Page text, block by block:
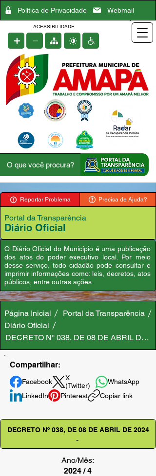
Política de Privacidade Webmail
ACESSIBILIDADE
Reportar Problema Precisa de Ajuda?
Portal da Transparência
Diário Oficial
O Diário Oficial do Município é uma publicação
dos atos do poder executivo local. Por meio
desse serviço, todo cidadão pode consultar e
imprimir informações como: leis, decretos, atos
públicos, entre outras ações.
Página Inicial
Portal da Transparência
Diário Oficial
DECRETO Nº 038, DE 08 DE ABRIL DE
Compartilhar:
Facebook
X
(Twitter)
WhatsApp
LinkedIn
Pinterest Copiar link
DECRETO Nº 038, DE 08 DE ABRIL DE 2024
-
Ano/Mês:
2024 / 4